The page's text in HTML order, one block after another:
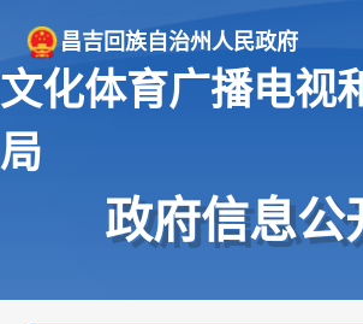
昌吉回族自治州人民政府
文化体育广播电视
局
政府信息公